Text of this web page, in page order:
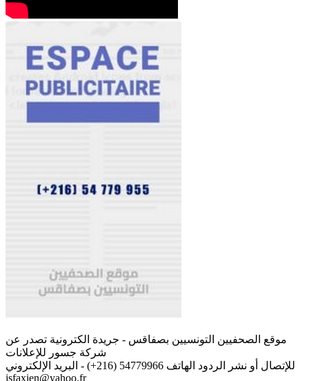
موقع الصحفيين التونسيين بصفاقس - جريدة الكترونية تصدر عن
شركة جسور للإعلانات
للإتصال أو نشر الردود الهاتف 54779966 (216+) - البريد الإلكتروني
jsfaxien@yahoo.fr